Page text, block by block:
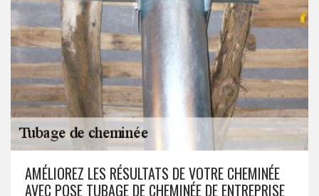
AMÉLIOREZ LES RÉSULTATS DE VOTRE CHEMINÉE
AVEC POSE TUBAGE DE CHEMINÉE DE ENTREPRISE